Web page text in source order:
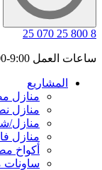
8 800 25 070 25
ساعات العمل 9:00-21:00 بتوقيت موسكو
المشاريع
منازل
منازل
منازل/
منازل
أكواخ
ساونات